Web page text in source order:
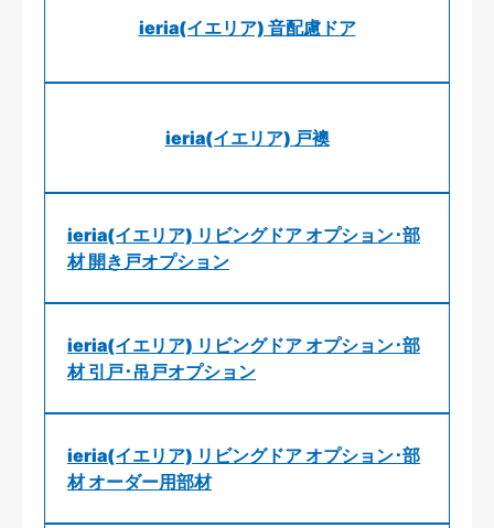
ieria(イエリア) 音配慮ドア
ieria(イエリア) 戸襖
ieria(イエリア) リビングドア オプション･部
材 開き戸オプション
ieria(イエリア) リビングドア オプション･部
材 引戸･吊戸オプション
ieria(イエリア) リビングドア オプション･部
材 オーダー用部材